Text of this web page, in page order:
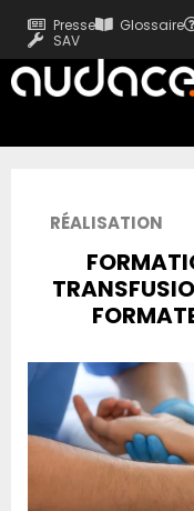
Presse Glossaire
SAV
RÉALISATION